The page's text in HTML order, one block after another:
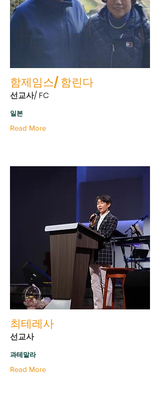
함제임스/ 함린다
선교사/ FC
일본
Read More
최테레사
선교사
과테말라
Read More